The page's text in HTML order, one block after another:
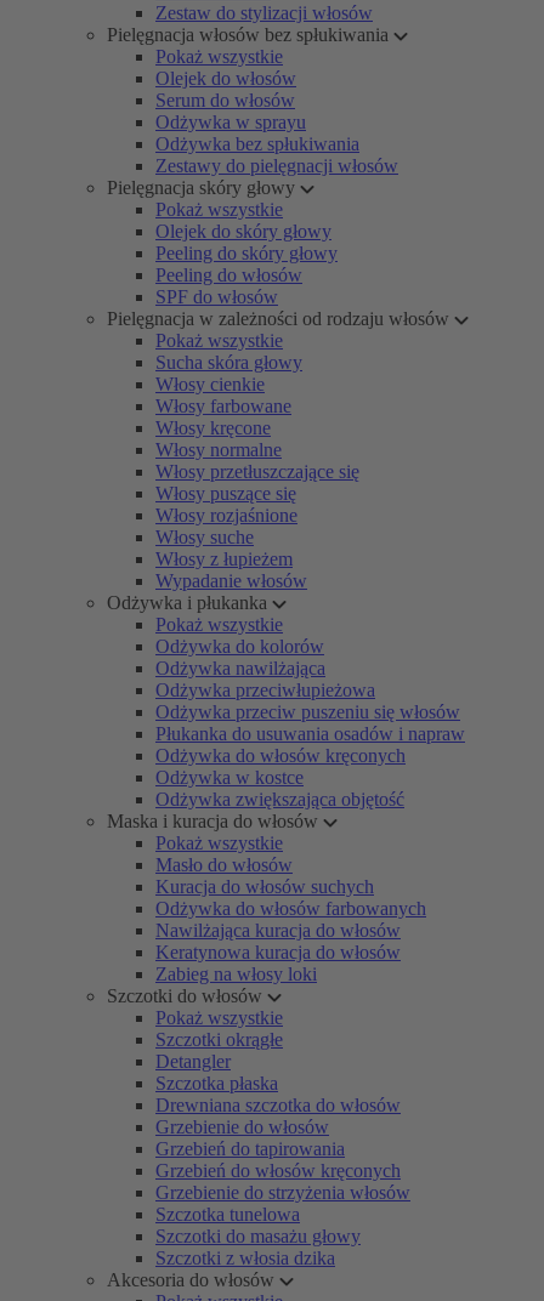
Zestaw do stylizacji włosów
Pielęgnacja włosów bez spłukiwania
Pokaż wszystkie
Olejek do włosów
Serum do włosów
Odżywka w sprayu
Odżywka bez spłukiwania
Zestawy do pielęgnacji włosów
Pielęgnacja skóry głowy
Pokaż wszystkie
Olejek do skóry głowy
Peeling do skóry głowy
Peeling do włosów
SPF do włosów
Pielęgnacja w zależności od rodzaju włosów
Pokaż wszystkie
Sucha skóra głowy
Włosy cienkie
Włosy farbowane
Włosy kręcone
Włosy normalne
Włosy przetłuszczające się
Włosy puszące się
Włosy rozjaśnione
Włosy suche
Włosy z łupieżem
Wypadanie włosów
Odżywka i płukanka
Pokaż wszystkie
Odżywka do kolorów
Odżywka nawilżająca
Odżywka przeciwłupieżowa
Odżywka przeciw puszeniu się włosów
Płukanka do usuwania osadów i napraw
Odżywka do włosów kręconych
Odżywka w kostce
Odżywka zwiększająca objętość
Maska i kuracja do włosów
Pokaż wszystkie
Masło do włosów
Kuracja do włosów suchych
Odżywka do włosów farbowanych
Nawilżająca kuracja do włosów
Keratynowa kuracja do włosów
Zabieg na włosy loki
Szczotki do włosów
Pokaż wszystkie
Szczotki okrągłe
Detangler
Szczotka płaska
Drewniana szczotka do włosów
Grzebienie do włosów
Grzebień do tapirowania
Grzebień do włosów kręconych
Grzebienie do strzyżenia włosów
Szczotka tunelowa
Szczotki do masażu głowy
Szczotki z włosia dzika
Akcesoria do włosów